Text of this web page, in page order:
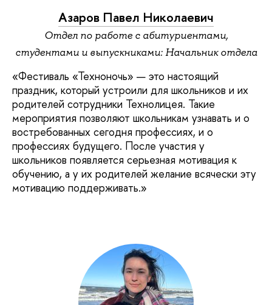
Азаров Павел Николаевич
Отдел по работе с абитуриентами,
студентами и выпускниками: Начальник отдела
«Фестиваль «Техноночь» — это настоящий
праздник, который устроили для школьников и их
родителей сотрудники Технолицея. Такие
мероприятия позволяют школьникам узнавать и о
востребованных сегодня профессиях, и о
профессиях будущего. После участия у
школьников появляется серьезная мотивация к
обучению, а у их родителей желание всячески эту
мотивацию поддерживать.»